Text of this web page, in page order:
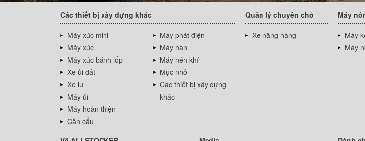
Các thiết bị xây dựng khác
Máy xúc mini
Máy xúc
Máy xúc bánh lốp
Xe ủi đất
Xe lu
Máy ủi
Máy hoàn thiện
Cần cẩu
Máy phát điện
Máy hàn
Máy nén khí
Mục nhỏ
Các thiết bị xây dựng
khác
Quản lý chuyên chở
Xe nâng hàng
Máy
Máy
Máy